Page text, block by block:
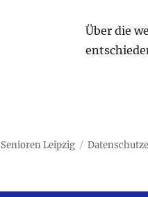
Über die
Leipzig